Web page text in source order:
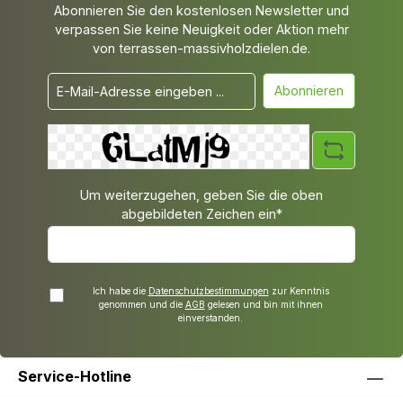
Abonnieren Sie den kostenlosen Newsletter und
verpassen Sie keine Neuigkeit oder Aktion mehr
von terrassen-massivholzdielen.de.
Abonnieren
Um weiterzugehen, geben Sie die oben
abgebildeten Zeichen ein*
Ich habe die Datenschutzbestimmungen zur Kenntnis
genommen und die AGB gelesen und bin mit ihnen
einverstanden.
Service-Hotline